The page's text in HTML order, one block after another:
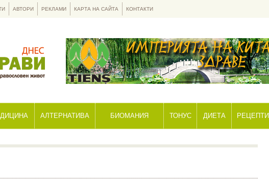
АЛТЕРНАТИВА БИОМАНИЯ ТОНУС ДИЕТА РЕЦЕПТИ
АВТОРИ РЕКЛАМИ КАРТА НА САЙТА КОНТАКТИ